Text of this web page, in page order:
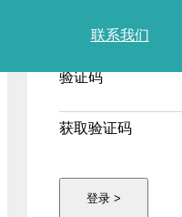
联系我们
验证码
获取验证码
登录 >